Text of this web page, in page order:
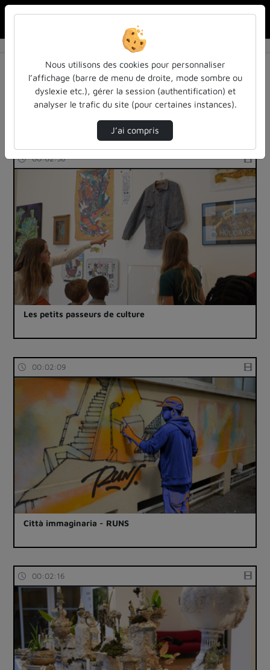
Résultats de la recherche
Filtres actifs (cliquer pour en retirer) :
00:02:58
Les petits passeurs de culture
00:02:09
Città immaginaria - RUNS
00:02:16
Nous utilisons des cookies pour personnaliser
l’affichage (barre de menu de droite, mode sombre ou
dyslexie etc.), gérer la session (authentification) et
analyser le trafic du site (pour certaines instances).
J’ai compris